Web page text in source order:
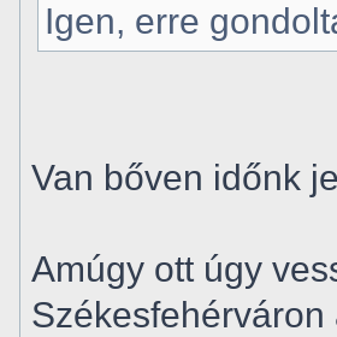
Igen, erre
Van bőven időnk
Amúgy ott úgy